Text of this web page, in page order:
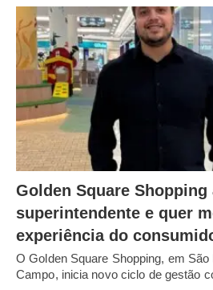
Golden Square
superintendente e quer
experiência do
O Golden Square Shopping, em São
Campo, inicia novo ciclo de gestão